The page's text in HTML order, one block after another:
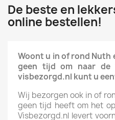
De beste en
online bestellen!
Woont u in of rond Nuth
geen tijd om naar de
visbezorgd.nl kunt u
Wij bezorgen ook in of
geen tijd heeft om het
Visbezorgd.nl levert